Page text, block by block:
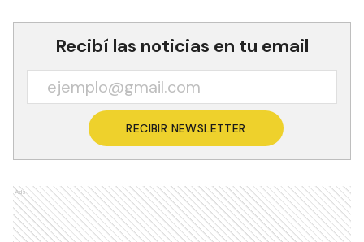
Recibí las noticias en tu email
RECIBIR NEWSLETTER
Ads